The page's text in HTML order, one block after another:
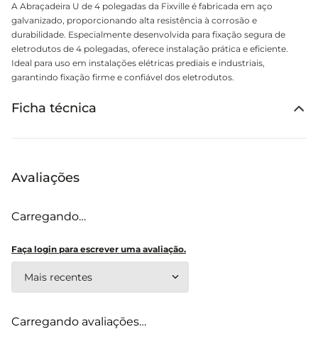
A Abraçadeira U de 4 polegadas da Fixville é fabricada em aço
galvanizado, proporcionando alta resistência à corrosão e
durabilidade. Especialmente desenvolvida para fixação segura de
eletrodutos de 4 polegadas, oferece instalação prática e eficiente.
Ideal para uso em instalações elétricas prediais e industriais,
garantindo fixação firme e confiável dos eletrodutos.
Ficha técnica
Avaliações
Carregando…
Faça login para escrever uma avaliação.
Mais recentes
Carregando avaliações…